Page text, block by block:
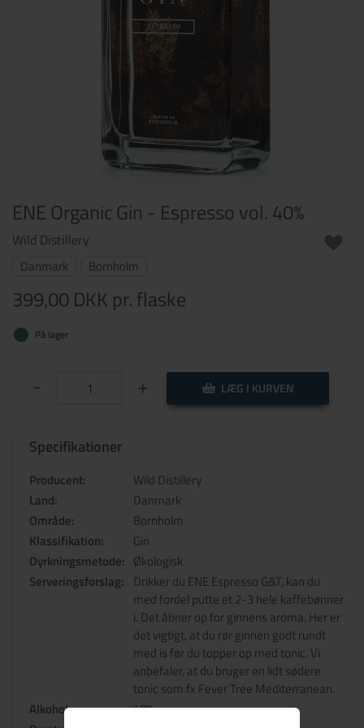
ENE Organic Gin - Espresso vol. 40%
Wild Distillery
Danmark Bornholm
399,00 DKK pr. flaske
På lager
- + LÆG I KURVEN
Specifikationer
Producent:
Wild Distillery
Land:
Danmark
Område:
Bornholm
Klassifikation:
Gin
Dyrkningsmetode: Økologisk
Serveringsforslag: Drikker du ENE Espresso G&T, kan du
med fordel putte et 2-3 hele kaffebønner
i. Det åbner op for ginnens aroma. Her er
det vigtigt, at du rør ginnen godt rundt
med is før du topper op med tonic. Vi
anbefaler, at du bruger en lidt sødere
tonic som fx Fever Tree Mediterranean.
Alkohol:
40%